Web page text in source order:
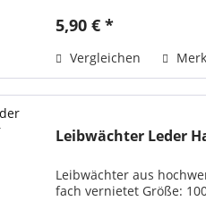
5,90 € *
Vergleichen
Leibwächter Leder
Leibwächter aus
fach vernietet Größe: